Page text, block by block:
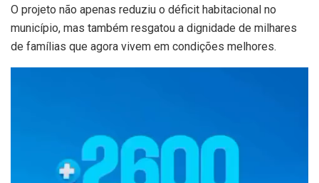
O projeto não apenas reduziu o déficit habitacional no
município, mas também resgatou a dignidade de milhares
de famílias que agora vivem em condições melhores.